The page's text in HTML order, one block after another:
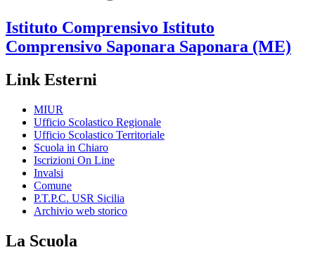
Istituto Comprensivo Istituto
Comprensivo Saponara Saponara (ME)
Link Esterni
MIUR
Ufficio Scolastico Regionale
Ufficio Scolastico Territoriale
Scuola in Chiaro
Iscrizioni On Line
Invalsi
Comune
P.T.P.C. USR Sicilia
Archivio web storico
La Scuola